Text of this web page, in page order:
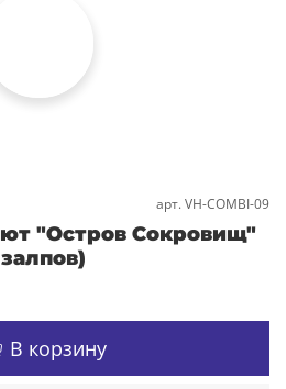
арт.VH-COMBI-09
"Остров Сокровищ"
В корзину